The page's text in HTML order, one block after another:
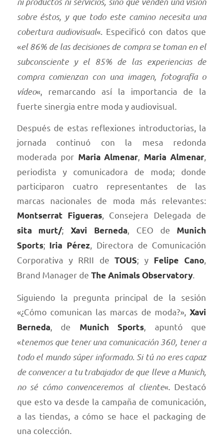
sobre éstos, y que todo este camino necesita una
cobertura audiovisual«. Especificó con datos que
«el 86% de las decisiones de compra se toman en el
subconsciente y el 85% de las experiencias de
compra comienzan con una imagen, fotografía o
vídeo«, remarcando así la importancia de la
fuerte sinergia entre moda y audiovisual.
Después de estas reflexiones introductorias, la
jornada continuó con la mesa redonda
moderada por Maria Almenar, Maria Almenar,
periodista y comunicadora de moda; donde
participaron cuatro representantes de las
marcas nacionales de moda más relevantes:
Montserrat Figueras, Consejera Delegada de
sita murt/;Xavi Berneda, CEO de Munich
Sports; Iria Pérez, Directora de Comunicación
Corporativa y RRII deTOUS; y Felipe Cano,
Brand Manager de The Animals Observatory.
Siguiendo la pregunta principal de la sesión
«¿Cómo comunican las marcas de moda?»,Xavi
Berneda, de Munich Sports , apuntó que
«tenemos que tener una comunicación 360, tener a
todo el mundo súper informado. Si tú no eres capaz
de convencer a tu trabajador de que lleve a Munich,
no sé cómo convenceremos al cliente«. Destacó
que esto va desde la campaña de comunicación,
a las tiendas, a cómo se hace el packaging de
una colección.